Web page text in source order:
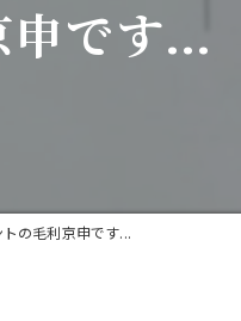
です...
の毛利京申です...